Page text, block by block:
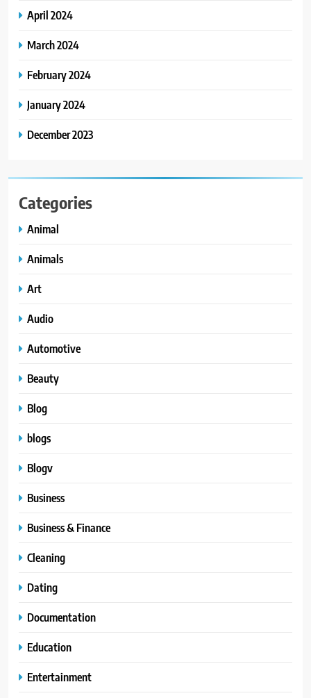
April 2024
March 2024
February 2024
January 2024
December 2023
Categories
Animal
Animals
Art
Audio
Automotive
Beauty
Blog
blogs
Blogv
Business
Business & Finance
Cleaning
Dating
Documentation
Education
Entertainment